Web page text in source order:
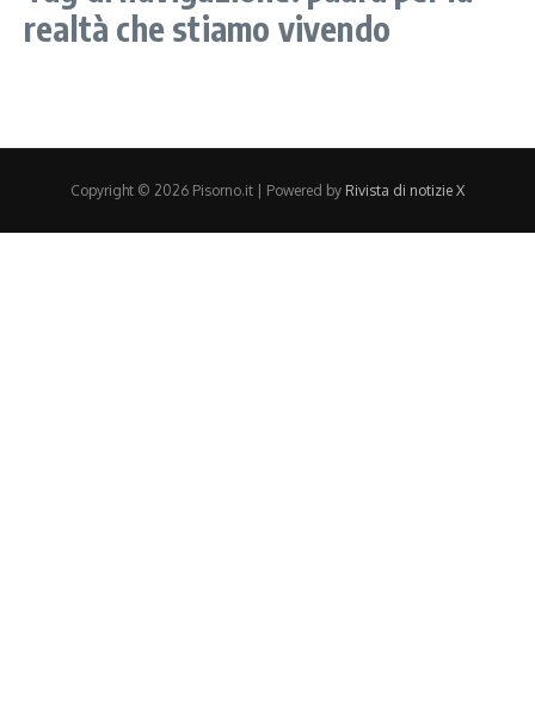
realtà che stiamo vivendo
Copyright © 2026 Pisorno.it | Powered by Rivista di notizie X